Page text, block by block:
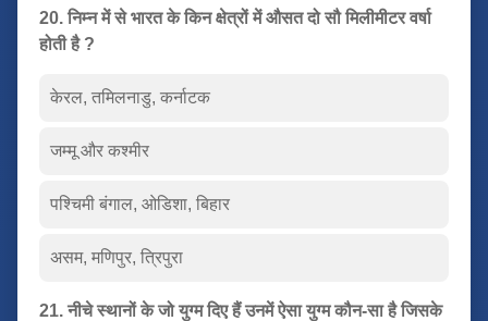
20. निम्न में से भारत के किन क्षेत्रों में औसत दो सौ मिलीमीटर वर्षा
होती है ?
केरल, तमिलनाडु, कर्नाटक
जम्मू और कश्मीर
पश्चिमी बंगाल, ओडिशा, बिहार
असम, मणिपुर, त्रिपुरा
21. नीचे स्थानों के जो युग्म दिए हैं उनमें ऐसा युग्म कौन-सा है जिसके